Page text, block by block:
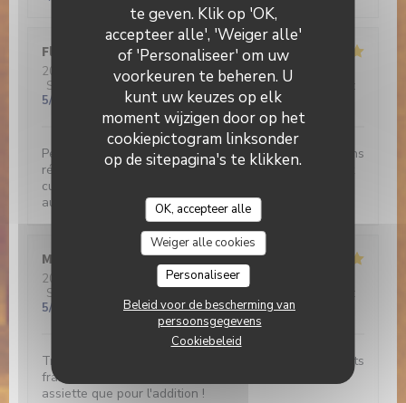
te geven. Klik op 'OK,
accepteer alle', 'Weiger alle'
of 'Personaliseer' om uw
voorkeuren te beheren. U
kunt uw keuzes op elk
moment wijzigen door op het
cookiepictogram linksonder
op de sitepagina's te klikken.
OK, accepteer alle
Weiger alle cookies
Personaliseer
Beleid voor de bescherming van
persoonsgegevens
Cookiebeleid
Florence
2026-02-20
- 13:00 - Gasten 2
Service
Atmosfeer: 5/5 Keuken :5 /5 Kwaliteit / Prijs
5/5
Peu habituée des avis sur internet, je recommande sans
réserve cette adresse : produits frais et excellemment
cuisinés, accueil chaleureux, cadre très agréable face
au canal et prix modiques.
Marie-France
2026-02-19
- 12:30 - Gasten 3
Service
5/5
Très bon restaurant, plats originaux, de saison, produits
frais et menu parfaitement équilibré tant dans son
assiette que pour l'addition !